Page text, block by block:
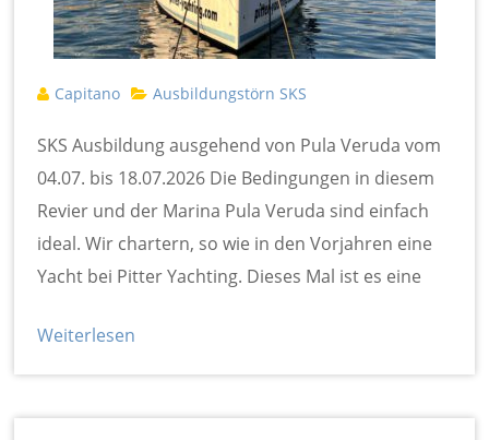
Capitano Ausbildungstörn SKS
SKS Ausbildung ausgehend von Pula Veruda vom
04.07. bis 18.07.2026 Die Bedingungen in diesem
Revier und der Marina Pula Veruda sind einfach
ideal. Wir chartern, so wie in den Vorjahren eine
Yacht bei Pitter Yachting. Dieses Mal ist es eine
Weiterlesen